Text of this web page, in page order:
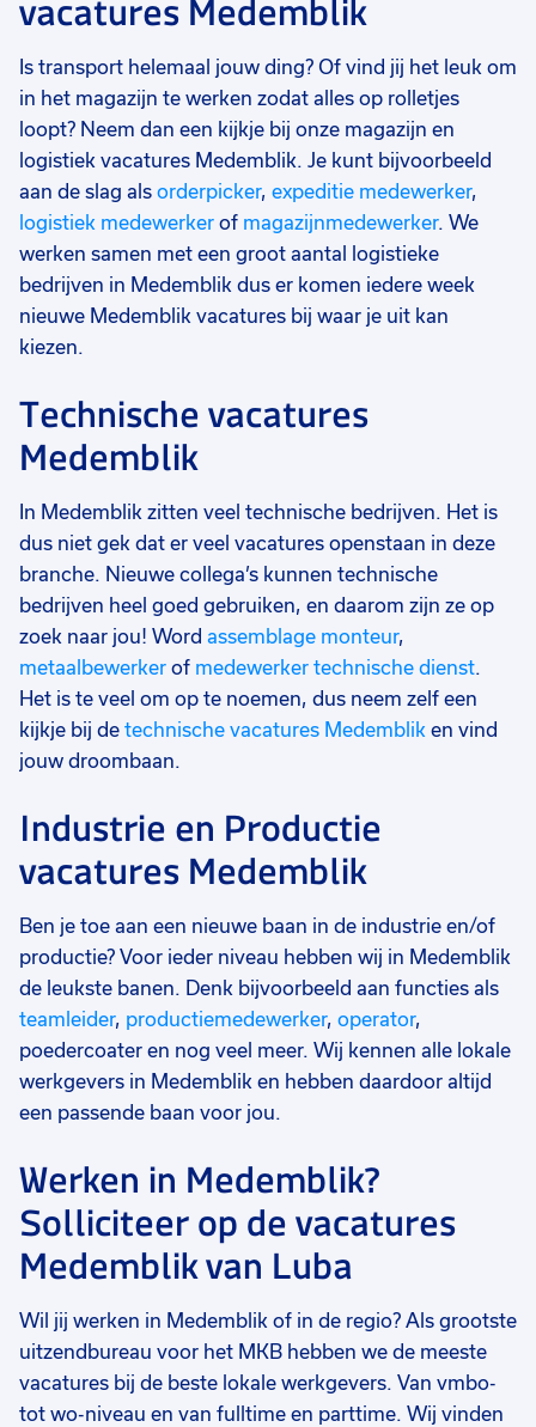
vacatures Medemblik
Is transport helemaal jouw ding? Of vind jij het leuk om
in het magazijn te werken zodat alles op rolletjes
loopt? Neem dan een kijkje bij onze magazijn en
logistiek vacatures Medemblik. Je kunt bijvoorbeeld
aan de slag als orderpicker, expeditie medewerker,
logistiek medewerker of magazijnmedewerker. We
werken samen met een groot aantal logistieke
bedrijven in Medemblik dus er komen iedere week
nieuwe Medemblik vacatures bij waar je uit kan
kiezen.
Technische vacatures
Medemblik
In Medemblik zitten veel technische bedrijven. Het is
dus niet gek dat er veel vacatures openstaan in deze
branche. Nieuwe collega’s kunnen technische
bedrijven heel goed gebruiken, en daarom zijn ze op
zoek naar jou! Word assemblage monteur,
metaalbewerker of medewerker technische dienst.
Het is te veel om op te noemen, dus neem zelf een
kijkje bij de technische vacatures Medemblik en vind
jouw droombaan.
Industrie en Productie
vacatures Medemblik
Ben je toe aan een nieuwe baan in de industrie en/of
productie? Voor ieder niveau hebben wij in Medemblik
de leukste banen. Denk bijvoorbeeld aan functies als
teamleider, productiemedewerker, operator,
poedercoater en nog veel meer. Wij kennen alle lokale
werkgevers in Medemblik en hebben daardoor altijd
een passende baan voor jou.
Werken in Medemblik?
Solliciteer op de vacatures
Medemblik van Luba
Wil jij werken in Medemblik of in de regio? Als grootste
uitzendbureau voor het MKB hebben we de meeste
vacatures bij de beste lokale werkgevers. Van vmbo-
tot wo-niveau en van fulltime en parttime. Wij vinden